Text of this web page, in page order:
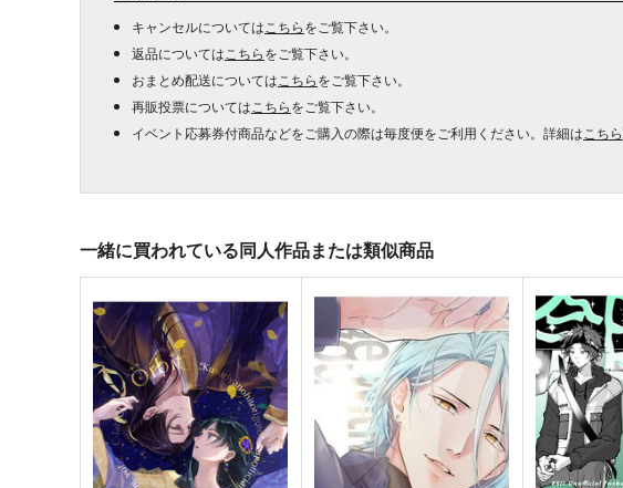
キャンセルについては こちらをご覧下さい。
返品については こちらをご覧下さい。
おまとめ配送については こちらをご覧下さい。
再販投票については こちらをご覧下さい。
イベント応募券付商品などをご購入の際は毎度便をご利用ください。詳細は こちら
一緒に買われている同人作品または類似商品